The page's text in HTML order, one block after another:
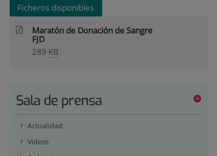
Ficheros disponibles
Maratón de Donación de Sangre
FJD
289 KB
Sala de prensa
Actualidad
Vídeos